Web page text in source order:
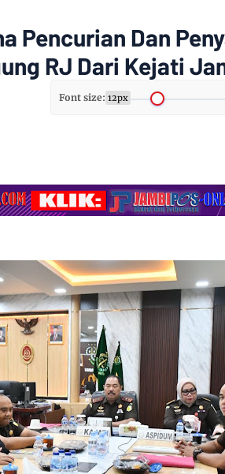
Pencurian Dan
RJ Dari Kejati
Font size: 12px